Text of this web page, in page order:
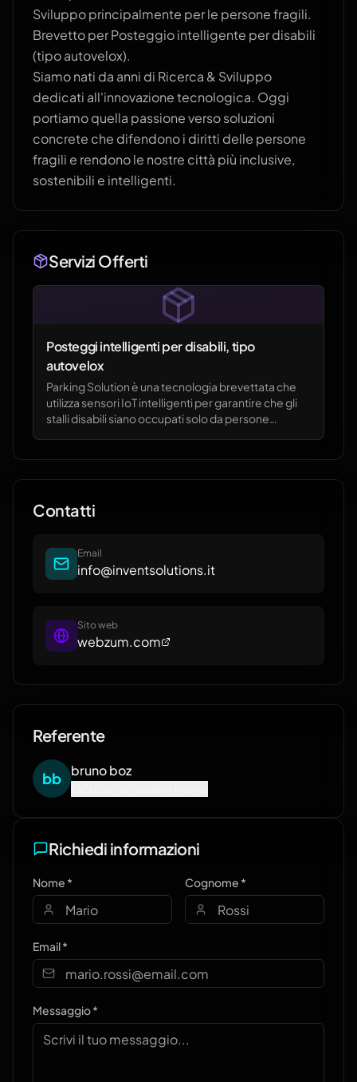
Sviluppo principalmente per le persone fragili.
Brevetto per Posteggio intelligente per disabili
(tipo autovelox).
Siamo nati da anni di Ricerca & Sviluppo
dedicati all'innovazione tecnologica. Oggi
portiamo quella passione verso soluzioni
concrete che difendono i diritti delle persone
fragili e rendono le nostre città più inclusive,
sostenibili e intelligenti.
Servizi Offerti
Posteggi intelligenti per disabili, tipo
autovelox
Parking Solution è una tecnologia brevettata che
utilizza sensori IoT intelligenti per garantire che gli
stalli disabili siano occupati solo da persone
Contatti
Email
info@inventsolutions.it
Sito web
webzum.com
Referente
bb brunoboz
Richiedi informazioni
Nome * Cognome *
Email *
Messaggio *